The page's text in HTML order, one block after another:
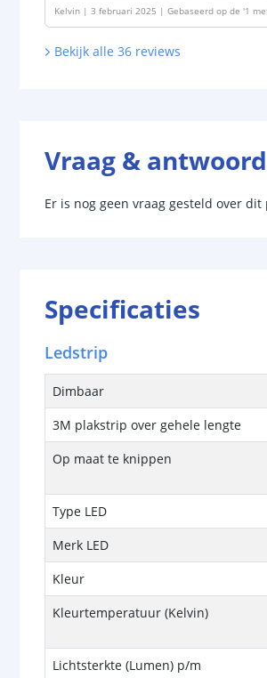
Kelvin | 3 februari 2025 | Gebaseerd op de '1
Werkt met IKEA Tradfri, Osram Lightify, Tuya
Bekijk alle 36 reviews
Vraag & antwoord
Er is nog geen vraag gesteld over dit
Specificaties
Ledstrip
Dimbaar
3M plakstrip over gehele lengte
Op maat te knippen
Type LED
Merk LED
Kleur
Kleurtemperatuur (Kelvin)
Lichtsterkte (Lumen) p/m